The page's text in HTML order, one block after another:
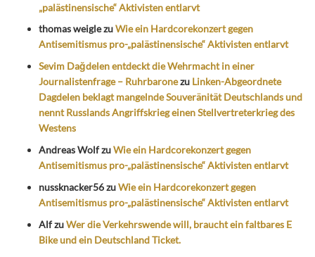
„palästinensische“ Aktivisten entlarvt
thomas weiglezuWie ein Hardcorekonzert gegen
Antisemitismus pro-„palästinensische“ Aktivisten entlarvt
Sevim Dağdelen entdeckt die Wehrmacht in einer
Journalistenfrage – Ruhrbaronezu Linken-Abgeordnete
Dagdelen beklagt mangelnde Souveränität Deutschlands und
nennt Russlands Angriffskrieg einen Stellvertreterkrieg des
Westens
Andreas WolfzuWie ein Hardcorekonzert gegen
Antisemitismus pro-„palästinensische“ Aktivisten entlarvt
nussknacker56zuWie ein Hardcorekonzert gegen
Antisemitismus pro-„palästinensische“ Aktivisten entlarvt
AlfzuWer die Verkehrswende will, braucht ein faltbares E
Bike und ein Deutschland Ticket.